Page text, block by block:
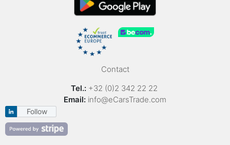
Contact
Tel.: +32 (0)2 342 22 22
Email: info@eCarsTrade.com
Follow